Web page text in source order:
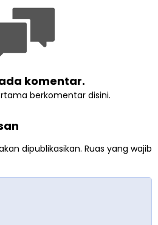
komentar.
berkomentar disini.
dipublikasikan. Ruas yang wajib